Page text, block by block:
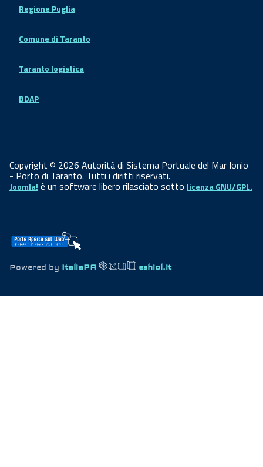
Regione Puglia
Comune di Taranto
Taranto logistica
BDAP
Copyright © 2026 Autorità di Sistema Portuale del Mar Ionio
- Porto di Taranto. Tutti i diritti riservati.
Joomla! è un software libero rilasciato sotto licenza GNU/GPL.
Powered by ItaliaPA eshiol.it